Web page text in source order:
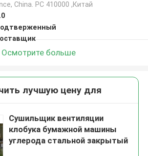
China. PC 410000 ,Китай
Осмотрите больше
лучшую цену для
Сушильщик вентиляции
клобука бумажной машины
углерода стальной закрытый